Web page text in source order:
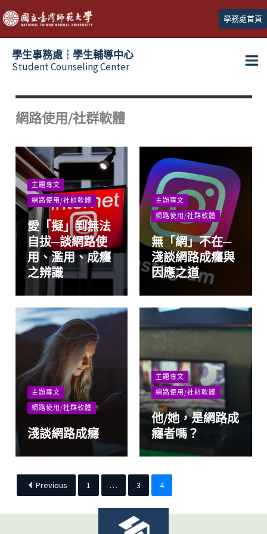
跳
至
主
學務處首頁
學生事務處┆學生輔導中心
Student Counseling Center
網路使用/社群軟體
主題專文
網路使用/社群軟體
愛「擬」到無法
自拔─談網路使
用、濫用、成癮
之辨識
主題專文
網路使用/社群軟體
無「網」不在─
淺談網路成癮與
因應之道
主題專文
網路使用/社群軟體
淺談網路成癮
主題專文
網路使用/社群軟體
他/她，是網路成
癮者嗎？
Previous 1 … 3 4